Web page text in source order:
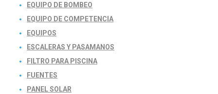
EQUIPO DE BOMBEO
EQUIPO DE COMPETENCIA
EQUIPOS
ESCALERAS Y PASAMANOS
FILTRO PARA PISCINA
FUENTES
PANEL SOLAR